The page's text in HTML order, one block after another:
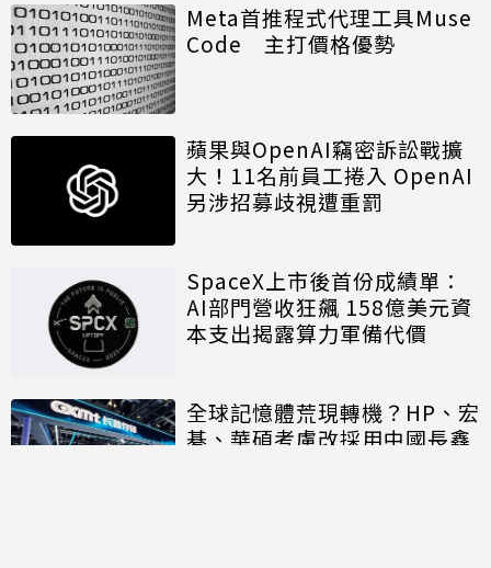
Meta首推程式代理工具Muse
Code 主打價格優勢
蘋果與OpenAI竊密訴訟戰擴
大！11名前員工捲入 OpenAI
另涉招募歧視遭重罰
SpaceX上市後首份成績單：
AI部門營收狂飆 158億美元資
本支出揭露算力軍備代價
全球記憶體荒現轉機？HP、宏
碁、華碩考慮改採用中國長鑫